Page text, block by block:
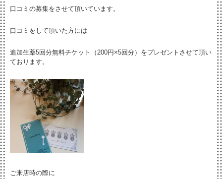
口コミの募集をさせて頂いています。
口コミをして頂いた方には
追加生薬5回分無料チケット（200円×5回分）をプレゼントさせて頂い
ております。
ご来店時の際に